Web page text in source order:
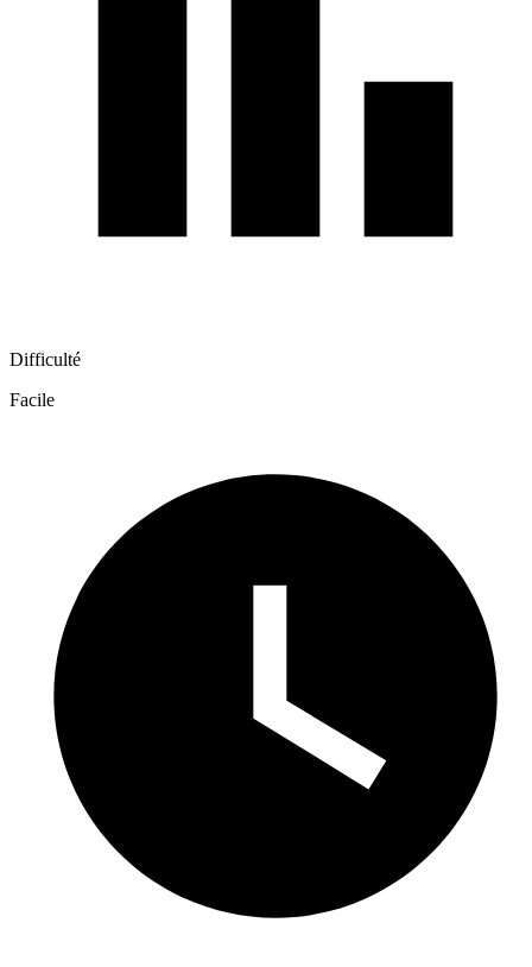
Difficulté
Facile